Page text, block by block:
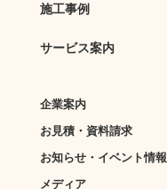
施工事例
サービス案内
企業案内
お見積・資料請求
お知らせ・イベント情報
メディア